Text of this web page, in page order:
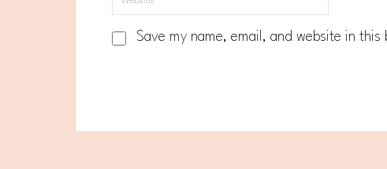
Save my name, email, and website in